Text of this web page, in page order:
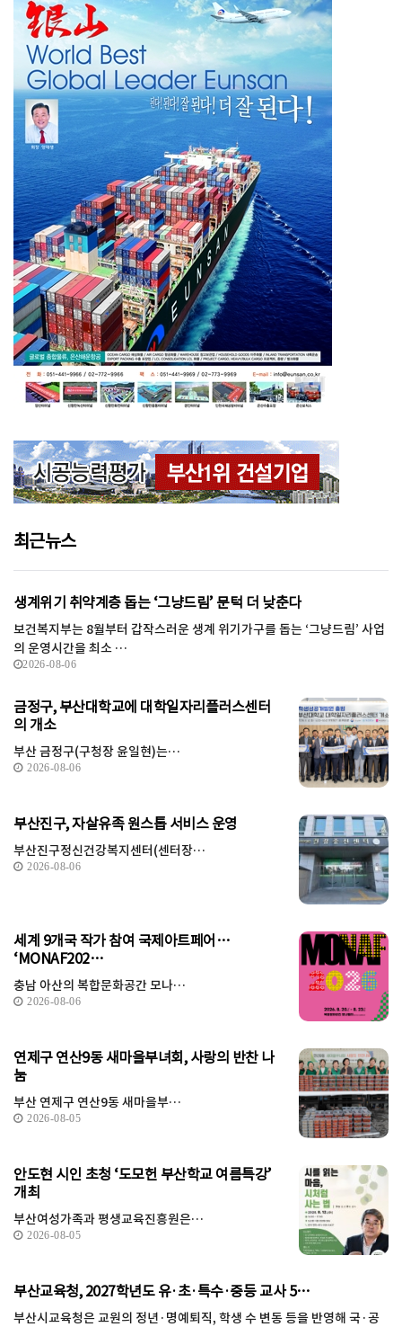
최근뉴스
생계위기 취약계층 돕는 ‘그냥드림’ 문턱 더 낮춘다
보건복지부는 8월부터 갑작스러운 생계 위기가구를 돕는 ‘그냥드림’ 사업
의 운영시간을 최소 …
2026-08-06
금정구, 부산대학교에 대학일자리플러스센터
의 개소
부산 금정구(구청장 윤일현)는…
2026-08-06
부산진구, 자살유족 원스톱 서비스 운영
부산진구정신건강복지센터(센터장…
2026-08-06
세계 9개국 작가 참여 국제아트페어…
‘MONAF202…
충남 아산의 복합문화공간 모나…
2026-08-06
연제구 연산9동 새마을부녀회, 사랑의 반찬 나
눔
부산 연제구 연산9동 새마을부…
2026-08-05
안도현 시인 초청 ‘도모헌 부산학교 여름특강’
개최
부산여성가족과 평생교육진흥원은…
2026-08-05
부산교육청, 2027학년도 유·초·특수·중등 교사 5…
부산시교육청은 교원의 정년·명예퇴직, 학생 수 변동 등을 반영해 국·공